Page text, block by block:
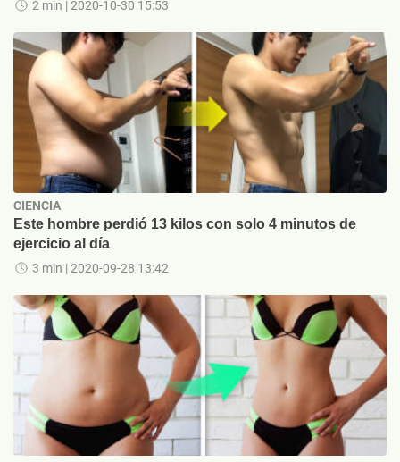
2 min | 2020-10-30 15:53
CIENCIA
Este hombre perdió 13 kilos con solo 4 minutos de
ejercicio al día
3 min | 2020-09-28 13:42